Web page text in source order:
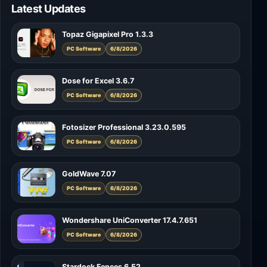
Latest Updates
Topaz Gigapixel Pro 1.3.3
PC Software 6/8/2026
Dose for Excel 3.6.7
PC Software 6/8/2026
Fotosizer Professional 3.23.0.595
PC Software 6/8/2026
GoldWave 7.07
PC Software 6/8/2026
Wondershare UniConverter 17.4.7.651
PC Software 6/8/2026